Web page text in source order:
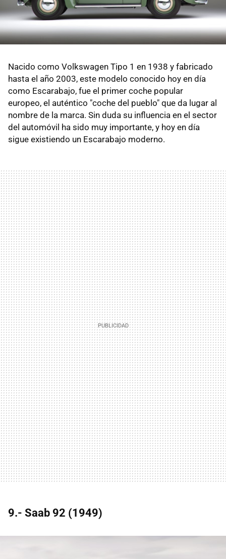
Nacido como Volkswagen Tipo 1 en 1938 y fabricado
hasta el año 2003, este modelo conocido hoy en día
como Escarabajo, fue el primer coche popular
europeo, el auténtico "coche del pueblo" que da lugar al
nombre de la marca. Sin duda su influencia en el sector
del automóvil ha sido muy importante, y hoy en día
sigue existiendo un Escarabajo moderno.
9.- Saab 92 (1949)